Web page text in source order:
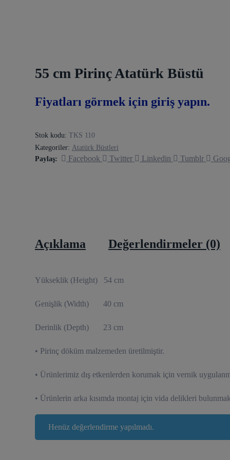
55 cm Pirinç Atatürk Büstü
Fiyatları görmek için giriş yapın.
Stok kodu: TKS 110
Kategoriler: Atatürk Büstleri
Paylaş:
Facebook Twitter Linkedin Tumblr
Açıklama Değerlendirmeler (0)
Yükseklik (Height) 54 cm
Genişlik (Width) 40 cm
Derinlik (Depth) 23 cm
• Pirinç döküm malzemeden üretilmiştir.
• Ürünlerimiz dış etkenlerden korumak için vernik
• Ürünlerin arka kısımda montaj için vida delikleri
Henüz değerlendirme yapılmadı.